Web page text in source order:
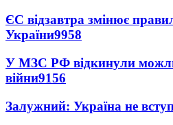
ЄС відзавтра змінює
України9958
У МЗС РФ відкинули
війни9156
Залужний: Україна не